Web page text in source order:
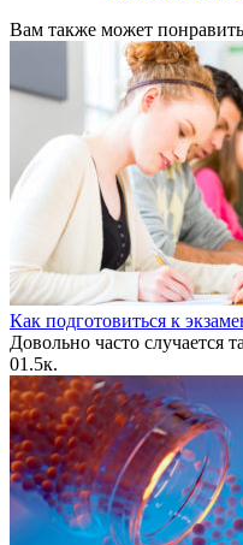
Вам также может
Как подготовиться к
Довольно часто случается
01.5к.